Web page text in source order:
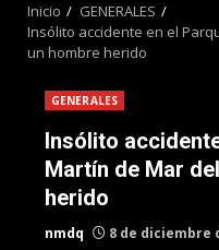
Inicio
GENERALES
Insólito accidente en el
un hombre herido
GENERALES
Insólito
Martín de Mar
herido
nmdq 8 de diciembre